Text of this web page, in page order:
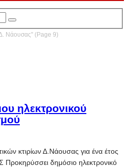
Νάουσας" (Page 9)
ηλεκτρονικού
κτιρίων Δ.Νάουσας για ένα έτος
δημόσιο ηλεκτρονικό